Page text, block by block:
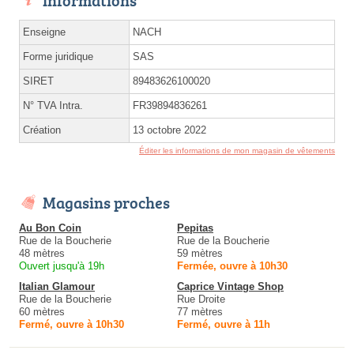
Enseigne NACH
Forme juridique SAS
SIRET 89483626100020
N° TVA Intra. FR39894836261
Création 13 octobre 2022
Éditer les informations de mon magasin de vêtements
Magasins proches
Au Bon Coin
Rue de la Boucherie
48 mètres
Ouvert jusqu'à 19h
Pepitas
Rue de la Boucherie
59 mètres
Fermée, ouvre à 10h30
Italian Glamour
Rue de la Boucherie
60 mètres
Fermé, ouvre à 10h30
Caprice Vintage Shop
Rue Droite
77 mètres
Fermé, ouvre à 11h